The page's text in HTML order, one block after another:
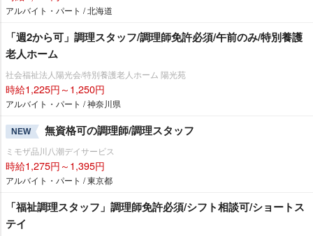
アルバイト・パート / 北海道
「週2から可」調理スタッフ/調理師免許必須/午前のみ/特別養護
老人ホーム
社会福祉法人陽光会/特別養護老人ホーム 陽光苑
時給1,225円～1,250円
アルバイト・パート / 神奈川県
NEW 無資格可の調理師/調理スタッフ
ミモザ品川八潮デイサービス
時給1,275円～1,395円
アルバイト・パート / 東京都
「福祉調理スタッフ」調理師免許必須/シフト相談可/ショートス
テイ